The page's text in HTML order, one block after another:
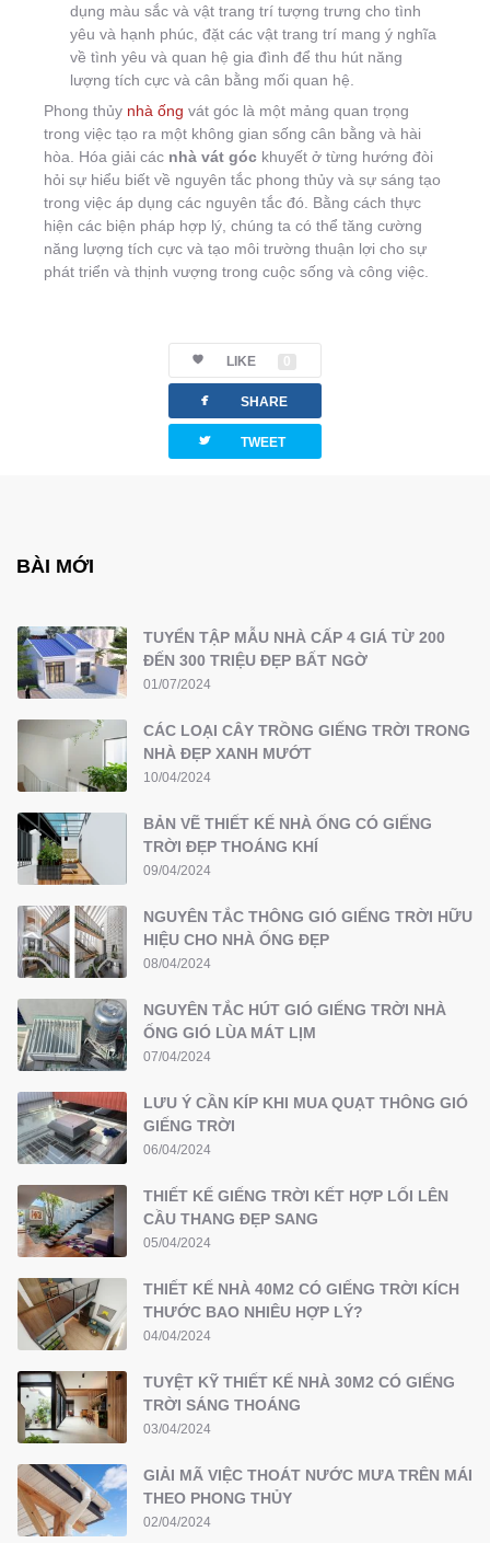
dụng màu sắc và vật trang trí tượng trưng cho tình
yêu và hạnh phúc, đặt các vật trang trí mang ý nghĩa
về tình yêu và quan hệ gia đình để thu hút năng
lượng tích cực và cân bằng mối quan hệ.
Phong thủy nhà ống vát góc là một mảng quan trọng
trong việc tạo ra một không gian sống cân bằng và hài
hòa. Hóa giải các nhà vát góc khuyết ở từng hướng đòi
hỏi sự hiểu biết về nguyên tắc phong thủy và sự sáng tạo
trong việc áp dụng các nguyên tắc đó. Bằng cách thực
hiện các biện pháp hợp lý, chúng ta có thể tăng cường
năng lượng tích cực và tạo môi trường thuận lợi cho sự
phát triển và thịnh vượng trong cuộc sống và công việc.
LIKE 0
facebook SHARE
twitterbird TWEET
BÀI MỚI
TUYỂN TẬP MẪU NHÀ CẤP 4 GIÁ TỪ 200
ĐẾN 300 TRIỆU ĐẸP BẤT NGỜ
01/07/2024
CÁC LOẠI CÂY TRỒNG GIẾNG TRỜI TRONG
NHÀ ĐẸP XANH MƯỚT
10/04/2024
BẢN VẼ THIẾT KẾ NHÀ ỐNG CÓ GIẾNG
TRỜI ĐẸP THOÁNG KHÍ
09/04/2024
NGUYÊN TẮC THÔNG GIÓ GIẾNG TRỜI HỮU
HIỆU CHO NHÀ ỐNG ĐẸP
08/04/2024
NGUYÊN TẮC HÚT GIÓ GIẾNG TRỜI NHÀ
ỐNG GIÓ LÙA MÁT LỊM
07/04/2024
LƯU Ý CẦN KÍP KHI MUA QUẠT THÔNG GIÓ
GIẾNG TRỜI
06/04/2024
THIẾT KẾ GIẾNG TRỜI KẾT HỢP LỐI LÊN
CẦU THANG ĐẸP SANG
05/04/2024
THIẾT KẾ NHÀ 40M2 CÓ GIẾNG TRỜI KÍCH
THƯỚC BAO NHIÊU HỢP LÝ?
04/04/2024
TUYỆT KỸ THIẾT KẾ NHÀ 30M2 CÓ GIẾNG
TRỜI SÁNG THOÁNG
03/04/2024
GIẢI MÃ VIỆC THOÁT NƯỚC MƯA TRÊN MÁI
THEO PHONG THỦY
02/04/2024